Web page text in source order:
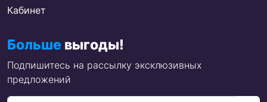
Кабинет
Больше выгоды!
Подпишитесь на рассылку эксклюзивных
предложений